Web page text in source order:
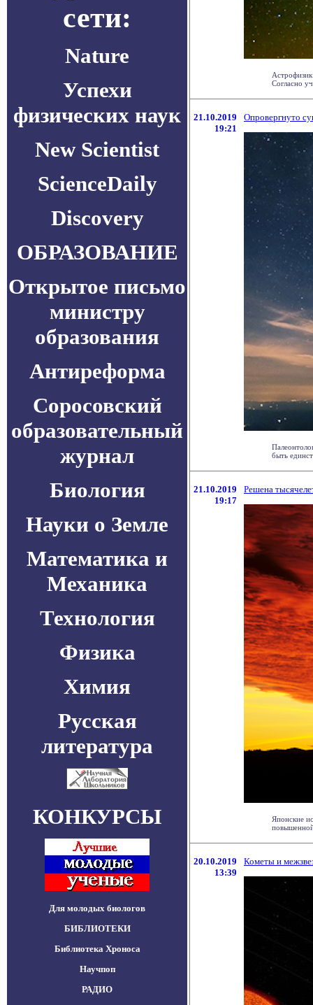
сети:
Nature
Успехи
физических наук
New Scientist
ScienceDaily
Discovery
ОБРАЗОВАНИЕ
Открытое письмо
министру
образования
Антиреформа
Соросовский
образовательный
журнал
Биология
Науки о Земле
Математика и
Механика
Технология
Физика
Химия
Русская
литература
КОНКУРСЫ
Для молодых биологов
БИБЛИОТЕКИ
Библиотека Хроноса
Научпоп
РАДИО
Согласно
21.10.2019
19:21
Опровергнуто
быть
21.10.2019
19:17
Решена
Японские
20.10.2019
13:39
Кометы и